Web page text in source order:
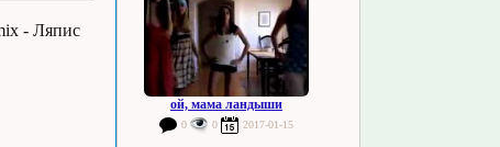
- Ляпис
ой, мама ландыши
0 0 2017-01-15